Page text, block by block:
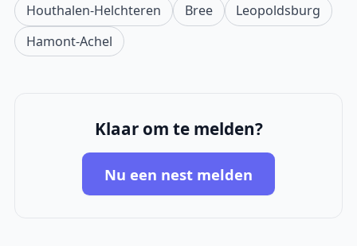
Houthalen-Helchteren
Bree
Leopoldsburg
Hamont-Achel
Klaar om te melden?
Nu een nest melden